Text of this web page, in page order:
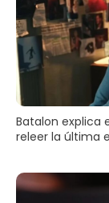
Batalon explica
releer la última